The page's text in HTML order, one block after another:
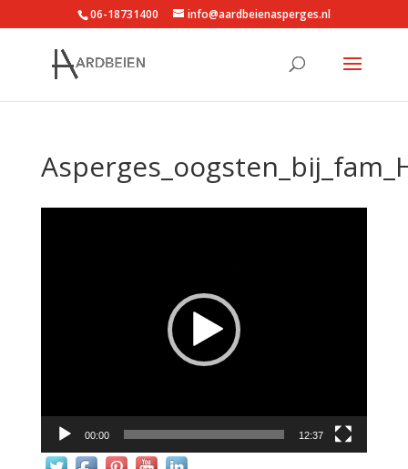
06-18731400 info@aardbeienasperges.nl
00:00 12:37